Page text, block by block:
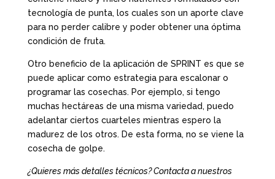
tecnología de punta, los cuales son un aporte clave
para no perder calibre y poder obtener una óptima
condición de fruta.
Otro beneficio de la aplicación de SPRINT es que se
puede aplicar como estrategia para escalonar o
programar las cosechas. Por ejemplo, si tengo
muchas hectáreas de una misma variedad, puedo
adelantar ciertos cuarteles mientras espero la
madurez de los otros. De esta forma, no se viene la
cosecha de golpe.
¿Quieres más detalles técnicos? Contacta a nuestros